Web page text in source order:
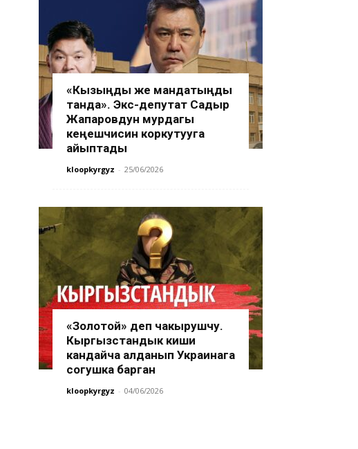
«Кызыңды же мандатыңды
танда». Экс-депутат Садыр
Жапаровдун мурдагы
кеңешчисин коркутууга
айыптады
kloopkyrgyz - 25/06/2026
«Золотой» деп чакырушчу.
Кыргызстандык киши
кандайча алданып Украинага
согушка барган
kloopkyrgyz - 04/06/2026